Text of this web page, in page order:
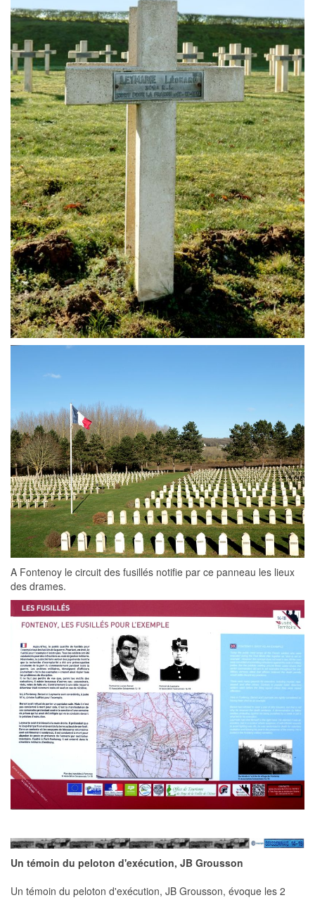
A Fontenoy le circuit des fusillés notifie par ce panneau les lieux
des drames.
Un témoin du peloton d'exécution, JB Grousson
Un témoin du peloton d'exécution, JB Grousson, évoque les 2